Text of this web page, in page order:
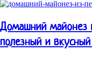
Домашний майонез
полезный и